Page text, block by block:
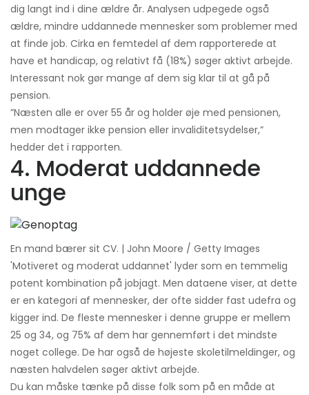
dig langt ind i dine ældre år. Analysen udpegede også
ældre, mindre uddannede mennesker som problemer med
at finde job. Cirka en femtedel af dem rapporterede at
have et handicap, og relativt få (18%) søger aktivt arbejde.
Interessant nok gør mange af dem sig klar til at gå på
pension.
”Næsten alle er over 55 år og holder øje med pensionen,
men modtager ikke pension eller invaliditetsydelser,”
hedder det i rapporten.
4. Moderat uddannede
unge
En mand bærer sit CV. | John Moore / Getty Images
'Motiveret og moderat uddannet' lyder som en temmelig
potent kombination på jobjagt. Men dataene viser, at dette
er en kategori af mennesker, der ofte sidder fast udefra og
kigger ind. De fleste mennesker i denne gruppe er mellem
25 og 34, og 75% af dem har gennemført i det mindste
noget college. De har også de højeste skoletilmeldinger, og
næsten halvdelen søger aktivt arbejde.
Du kan måske tænke på disse folk som på en måde at